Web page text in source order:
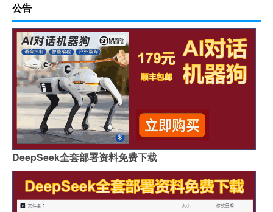
公告
DeepSeek全套部署资料免费下载